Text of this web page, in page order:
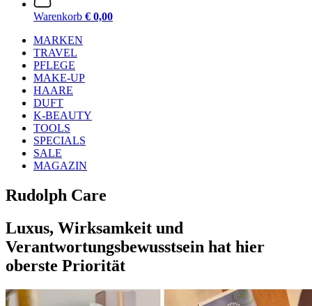
Warenkorb € 0,00
MARKEN
TRAVEL
PFLEGE
MAKE-UP
HAARE
DUFT
K-BEAUTY
TOOLS
SPECIALS
SALE
MAGAZIN
Rudolph Care
Luxus, Wirksamkeit und
Verantwortungsbewusstsein hat hier
oberste Priorität